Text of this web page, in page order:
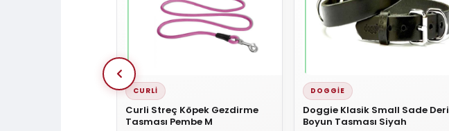
CURLI
Curli Streç Köpek Gezdirme
Tasması Pembe M
DOGGIE
Doggie Klasik Small Sade Deri
Boyun Tasması Siyah